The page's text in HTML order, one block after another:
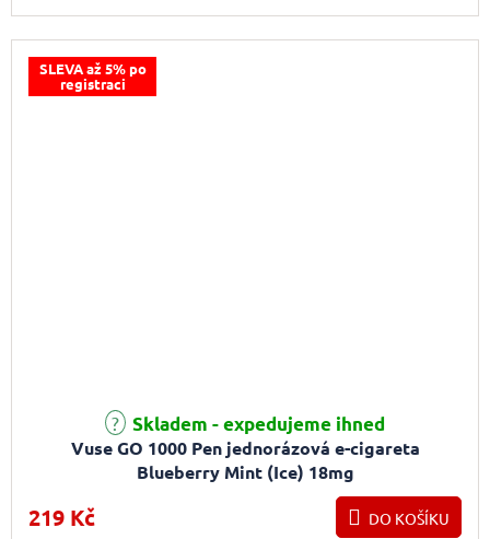
SLEVA až 5% po
registraci
Vuse GO 1000 Pen jednorázová e-cigareta
Blueberry Mint (Ice) 18mg
Průměrné hodnocení produktu je 3,7 z 5 hvězdiček.
Skladem - expedujeme ihned
219 Kč DO KOŠÍKU